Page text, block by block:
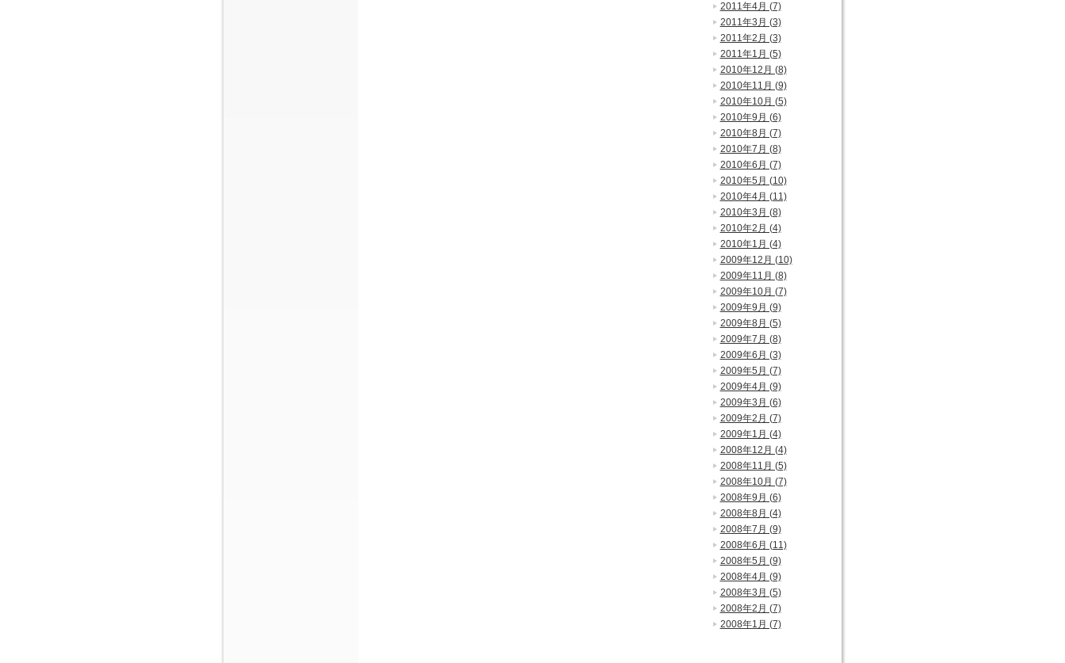
2011年4月 (7)
2011年3月 (3)
2011年2月 (3)
2011年1月 (5)
2010年12月 (8)
2010年11月 (9)
2010年10月 (5)
2010年9月 (6)
2010年8月 (7)
2010年7月 (8)
2010年6月 (7)
2010年5月 (10)
2010年4月 (11)
2010年3月 (8)
2010年2月 (4)
2010年1月 (4)
2009年12月 (10)
2009年11月 (8)
2009年10月 (7)
2009年9月 (9)
2009年8月 (5)
2009年7月 (8)
2009年6月 (3)
2009年5月 (7)
2009年4月 (9)
2009年3月 (6)
2009年2月 (7)
2009年1月 (4)
2008年12月 (4)
2008年11月 (5)
2008年10月 (7)
2008年9月 (6)
2008年8月 (4)
2008年7月 (9)
2008年6月 (11)
2008年5月 (9)
2008年4月 (9)
2008年3月 (5)
2008年2月 (7)
2008年1月 (7)